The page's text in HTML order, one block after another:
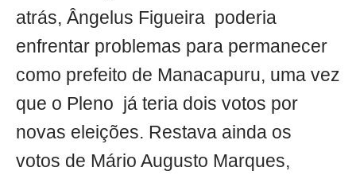
atrás, Ângelus Figueira poderia
enfrentar problemas para permanecer
como prefeito de Manacapuru, uma vez
que o Pleno já teria dois votos por
novas eleições. Restava ainda os
votos de Mário Augusto Marques,